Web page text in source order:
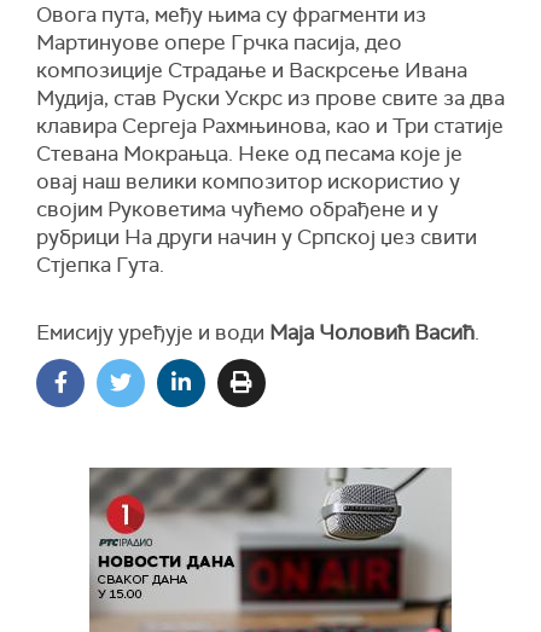
Овога пута, међу њима су фрагменти из
Мартинуове опере Грчка пасија, део
композиције Страдање и Васкрсење Ивана
Мудија, став Руски Ускрс из прове свите за два
клавира Сергеја Рахмњинова, као и Три статије
Стевана Мокрањца. Неке од песама које је
овај наш велики композитор искористио у
својим Руковетима чућемо обрађене и у
рубрици На други начин у Српској џез свити
Стјепка Гута.
Емисију уређује и води Маја Чоловић Васић.